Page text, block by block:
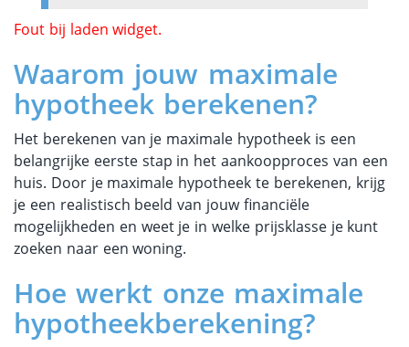
Fout bij laden widget.
Waarom jouw maximale
hypotheek berekenen?
Het berekenen van je maximale hypotheek is een
belangrijke eerste stap in het aankoopproces van een
huis. Door je maximale hypotheek te berekenen, krijg
je een realistisch beeld van jouw financiële
mogelijkheden en weet je in welke prijsklasse je kunt
zoeken naar een woning.
Hoe werkt onze maximale
hypotheekberekening?